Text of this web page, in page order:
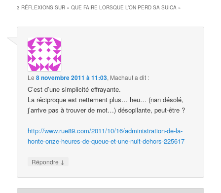
3 RÉFLEXIONS SUR «QUE FAIRE LORSQUE L’ON PERD SA SUICA »
Le8 novembre 2011 à 11:03, Machauta dit :
C’est d’une simplicité effrayante.
La réciproque est nettement plus… heu… (nan désolé,
j’arrive pas à trouver de mot…) désopilante, peut-être ?
http://www.rue89.com/2011/10/16/administration-de-la-
honte-onze-heures-de-queue-et-une-nuit-dehors-225617
Répondre ↓